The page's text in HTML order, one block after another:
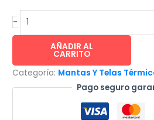
-
INVERNAVELO
contra
frio
AÑADIR AL
CARRITO
Categoría: Mantas Y Telas
Pago seguro